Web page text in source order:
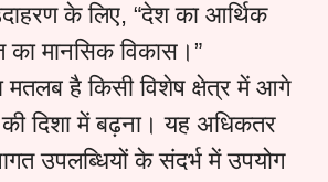
के लिए, “देश का आर्थिक
का मानसिक विकास।”
मतलब है किसी विशेष क्षेत्र में आगे
दिशा में बढ़ना। यह अधिकतर
उपलब्धियों के संदर्भ में उपयोग